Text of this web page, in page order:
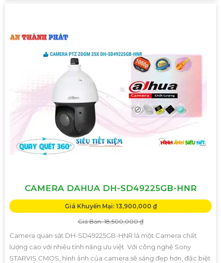
CAMERA DAHUA DH-SD49225GB-HNR
Giá Khuyến Mại: 13,900,000 ₫
Giá Bán: 18,500,000 ₫
Camera quan sát DH-SD49225GB-HNR là một Camera chất
lượng cao với nhiều tính năng ưu việt. Với công nghệ Sony
STARVIS CMOS, hình ảnh của camera sẽ sáng đẹp hơn, đặc biệt